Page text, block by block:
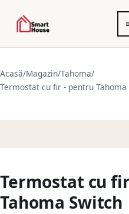
Acasă/Magazin/Tahoma/
Termostat cu fir - pentru Tahoma
Termostat cu
Tahoma Switch